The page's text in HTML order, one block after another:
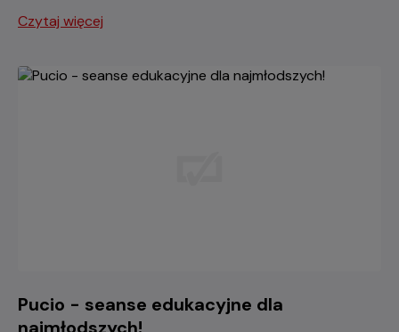
Czytaj więcej
Pucio - seanse edukacyjne dla
najmłodszych!